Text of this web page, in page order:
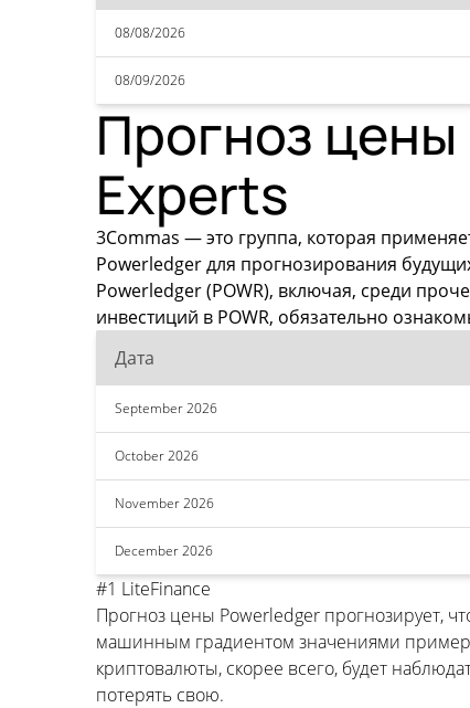
08/08/2026
08/09/2026
Прогноз
Experts
3Commas — это группа, которая
Powerledger для прогнозирования
Powerledger (POWR), включая, среди
инвестиций в POWR, обязательно
Дата
September 2026
October 2026
November 2026
December 2026
#1 LiteFinance
Прогноз цены Powerledger прогнозирует,
машинным градиентом значениями
криптовалюты, скорее всего, будет
потерять свою.